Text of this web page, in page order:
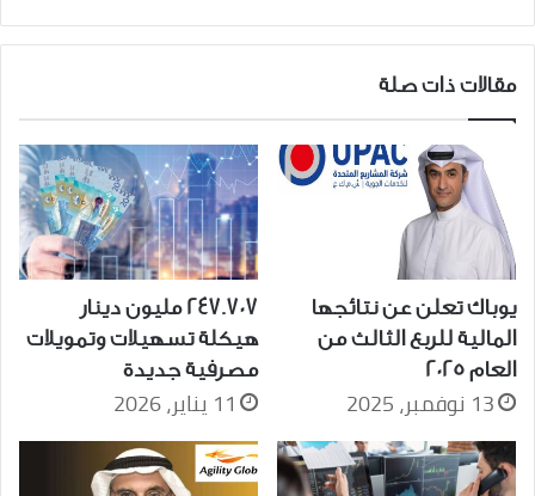
مقالات ذات صلة
يوباك تعلن عن نتائجها
المالية للربع الثالث من
العام 2025
13 نوفمبر، 2025
247.707 مليون دينار
هيكلة تسهيلات وتمويلات
مصرفية جديدة
11 يناير، 2026